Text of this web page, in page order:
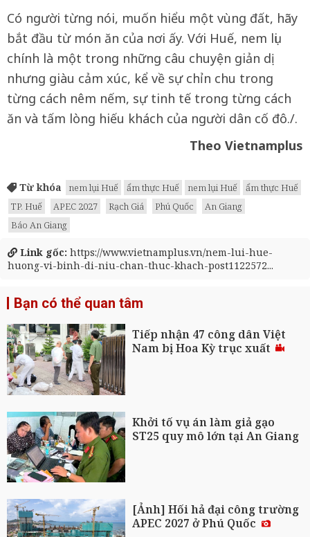
Có người từng nói, muốn hiểu một vùng đất, hãy
bắt đầu từ món ăn của nơi ấy. Với Huế, nem lụi
chính là một trong những câu chuyện giản dị
nhưng giàu cảm xúc, kể về sự chỉn chu trong
từng cách nêm nếm, sự tinh tế trong từng cách
ăn và tấm lòng hiếu khách của người dân cố đô./.
Theo Vietnamplus
Từ khóa nem lụi Huế ẩm thực Huế nem lụi Huế
ẩm thực Huế
TP. Huế
APEC 2027 Rạch Giá Phú Quốc
An Giang
Báo An Giang
Link gốc: https://www.vietnamplus.vn/nem-lui-hue-
huong-vi-binh-di-niu-chan-thuc-khach-post1122572...
Bạn có thể quan tâm
Tiếp nhận 47 công dân Việt
Nam bị Hoa Kỳ trục xuất
Khởi tố vụ án làm giả gạo
ST25 quy mô lớn tại An Giang
[Ảnh] Hối hả đại công trường
APEC 2027 ở Phú Quốc